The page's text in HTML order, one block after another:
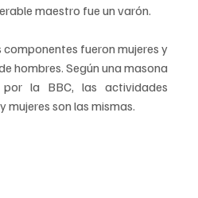
maestro fue un varón.
componentes fueron mujeres y
hombres. Según una masona
la BBC, las actividades
mujeres son las mismas.